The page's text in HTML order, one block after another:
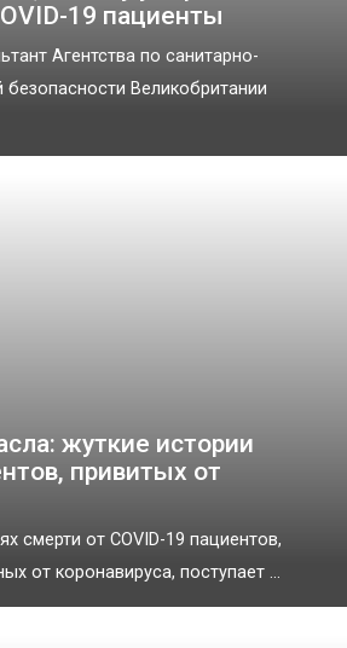
19 пациенты
Агентства по санитарно-
Великобритании
жуткие истории
привитых от
смерти от COVID-19 пациентов,
от коронавируса, поступает ...